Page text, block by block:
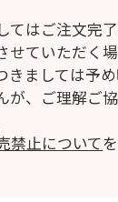
てはご注文完
せていただく
きましては予
が、ご理解ご
禁止について